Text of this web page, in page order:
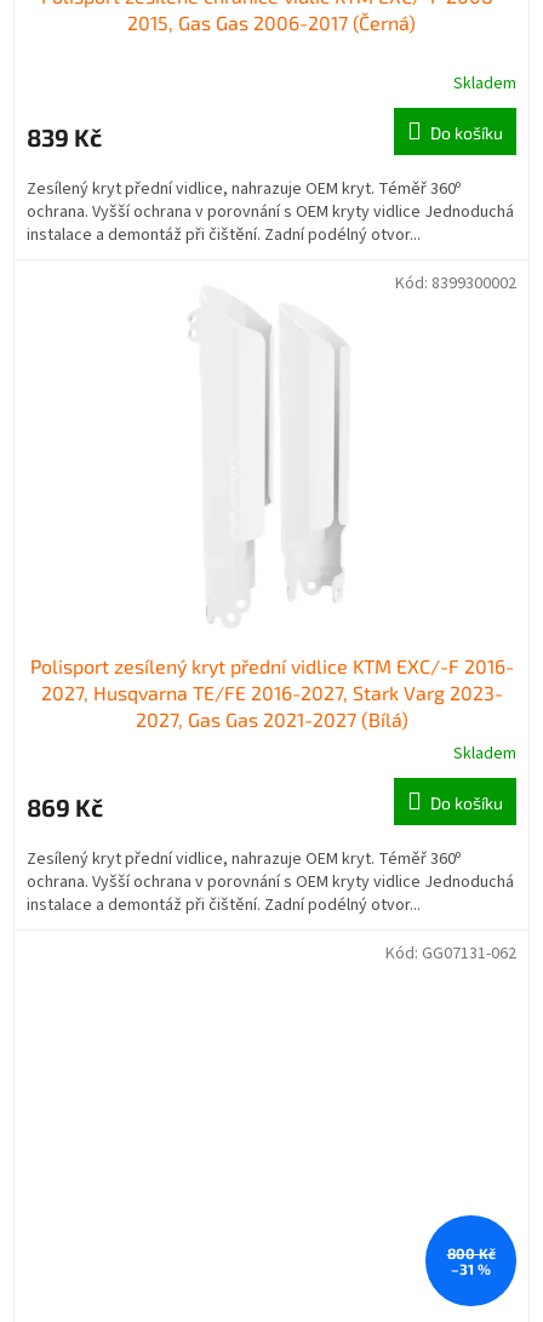
2015, Gas Gas 2006-2017 (Černá)
Skladem
839 Kč Do košíku
Zesílený kryt přední vidlice, nahrazuje OEM kryt. Téměř 360º
ochrana. Vyšší ochrana v porovnání s OEM kryty vidlice Jednoduchá
instalace a demontáž při čištění. Zadní podélný otvor...
Polisport zesílený kryt přední vidlice KTM EXC/-F 2016-
2027, Husqvarna TE/FE 2016-2027, Stark Varg 2023-
2027, Gas Gas 2021-2027 (Bílá)
Skladem
869 Kč Do košíku
Zesílený kryt přední vidlice, nahrazuje OEM kryt. Téměř 360º
ochrana. Vyšší ochrana v porovnání s OEM kryty vidlice Jednoduchá
instalace a demontáž při čištění. Zadní podélný otvor...
Kód: 8399300002
800 Kč
–31 %
Kód: GG07131-062